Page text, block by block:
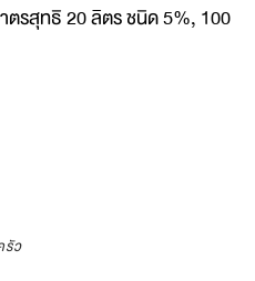
ตรสุทธิ 20 ลิตร ชนิด 5%, 100
รัว